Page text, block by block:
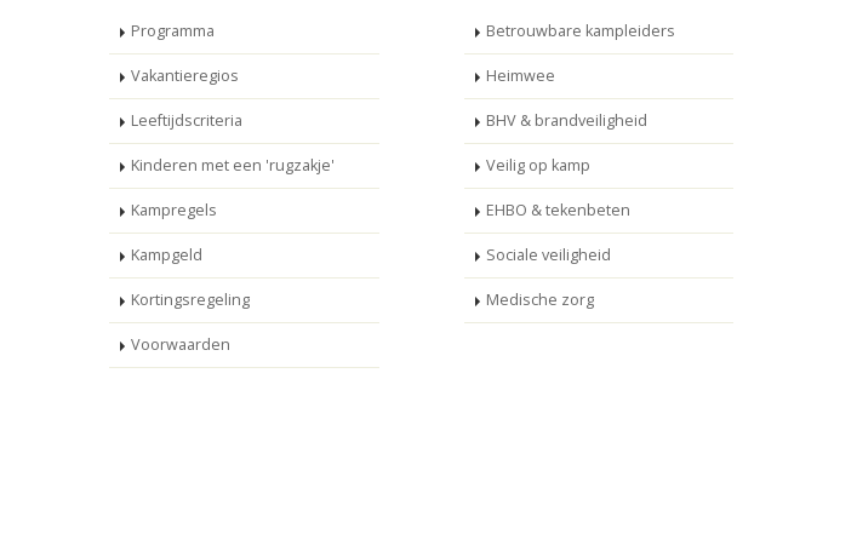
Programma
Vakantieregios
Leeftijdscriteria
Kinderen met een 'rugzakje'
Kampregels
Kampgeld
Kortingsregeling
Voorwaarden
Betrouwbare kampleiders
Heimwee
BHV & brandveiligheid
Veilig op kamp
EHBO & tekenbeten
Sociale veiligheid
Medische zorg